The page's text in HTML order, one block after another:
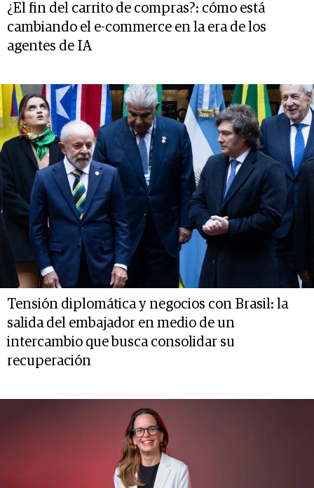
¿El fin del carrito de compras?: cómo está
cambiando el e-commerce en la era de los
agentes de IA
Tensión diplomática y negocios con Brasil: la
salida del embajador en medio de un
intercambio que busca consolidar su
recuperación